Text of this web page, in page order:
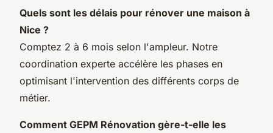
Quels sont les délais pour rénover une maison à
Nice ?
Comptez 2 à 6 mois selon l'ampleur. Notre
coordination experte accélère les phases en
optimisant l'intervention des différents corps de
métier.
Comment GEPM Rénovation gère-t-elle les